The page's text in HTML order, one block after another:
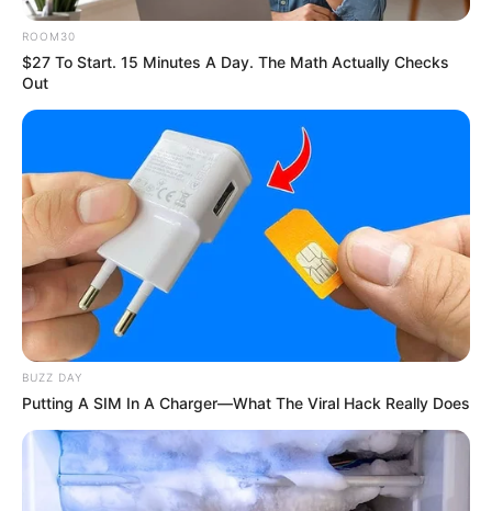
ดูดวงคนเกิดวันเสาร์
ดวงการงานให้ระวังการมีปัญหากับเพื่อนร่วมงาน หรือ
ปัญหาที่เกิดขึ้นยังไม่ได้รับการแก้ไข ค่อนข้างยืดเยื้อ
ดวงการเงินจ่ายเงินไปกับเรื่องของสุขภาพ การเข้าคอร์ส
หรือการซื้อของบำรุงร่างกายเพิ่ม
ดวงความรักคนโสด อยากให้คนเก่ากลับมา แต่คนรักเก่า
ROOM30
$27 To Start. 15 Minutes A Day. The Math Actually Checks
Out
BUZZ DAY
Putting A SIM In A Charger—What The Viral Hack Really Does